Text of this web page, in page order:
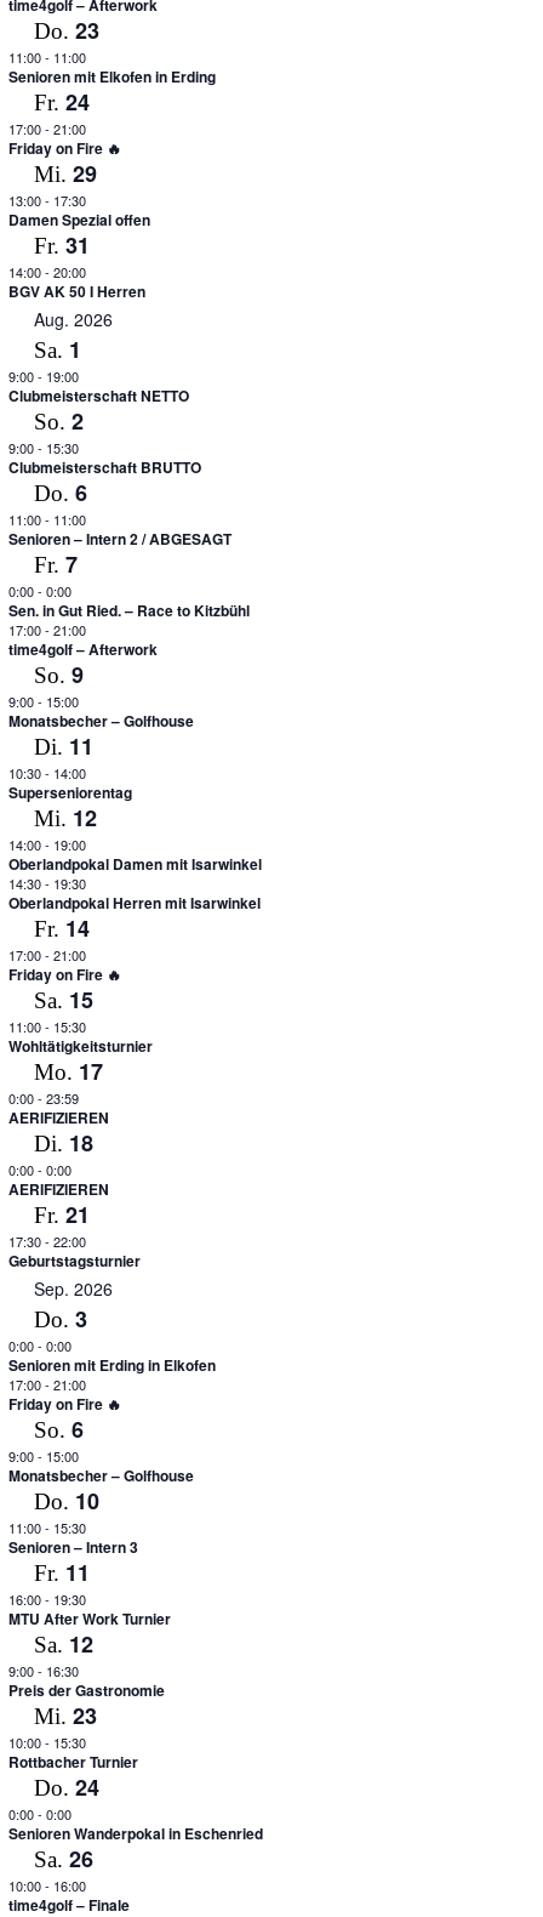
time4golf – Afterwork
Do. 23
11:00- 11:00
Senioren mit Elkofen in Erding
Fr. 24
17:00- 21:00
Friday on Fire 🔥
Mi. 29
13:00- 17:30
Damen Spezial offen
Fr. 31
14:00- 20:00
BGV AK 50 I Herren
Aug. 2026
Sa. 1
9:00- 19:00
Clubmeisterschaft NETTO
So. 2
9:00- 15:30
Clubmeisterschaft BRUTTO
Do. 6
11:00- 11:00
Senioren – Intern 2 / ABGESAGT
Fr. 7
0:00- 0:00
Sen. in Gut Ried. – Race to Kitzbühl
17:00- 21:00
time4golf – Afterwork
So. 9
9:00- 15:00
Monatsbecher – Golfhouse
Di. 11
10:30- 14:00
Superseniorentag
Mi. 12
14:00- 19:00
Oberlandpokal Damen mit Isarwinkel
14:30- 19:30
Oberlandpokal Herren mit Isarwinkel
Fr. 14
17:00- 21:00
Friday on Fire 🔥
Sa. 15
11:00- 15:30
Wohltätigkeitsturnier
Mo. 17
0:00- 23:59
AERIFIZIEREN
Di. 18
0:00- 0:00
AERIFIZIEREN
Fr. 21
17:30- 22:00
Geburtstagsturnier
Sep. 2026
Do. 3
0:00- 0:00
Senioren mit Erding in Elkofen
17:00- 21:00
Friday on Fire 🔥
So. 6
9:00- 15:00
Monatsbecher – Golfhouse
Do. 10
11:00- 15:30
Senioren – Intern 3
Fr. 11
16:00- 19:30
MTU After Work Turnier
Sa. 12
9:00- 16:30
Preis der Gastronomie
Mi. 23
10:00- 15:30
Rottbacher Turnier
Do. 24
0:00- 0:00
Senioren Wanderpokal in Eschenried
Sa. 26
10:00- 16:00
time4golf – Finale